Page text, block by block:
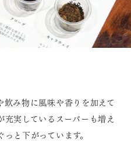
み物に風味や香りを加えて
充実しているスーパーも増え
と下がっています。